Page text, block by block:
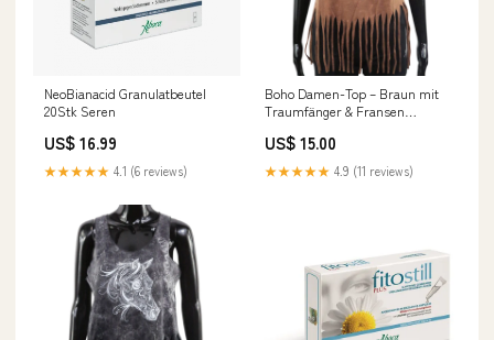
NeoBianacid Granulatbeutel
20Stk Seren
US$ 16.99
★★★★★ 4.1 (6 reviews)
Boho Damen-Top – Braun mit
Traumfänger & Fransen
US$ 15.00
★★★★★ 4.9 (11 reviews)